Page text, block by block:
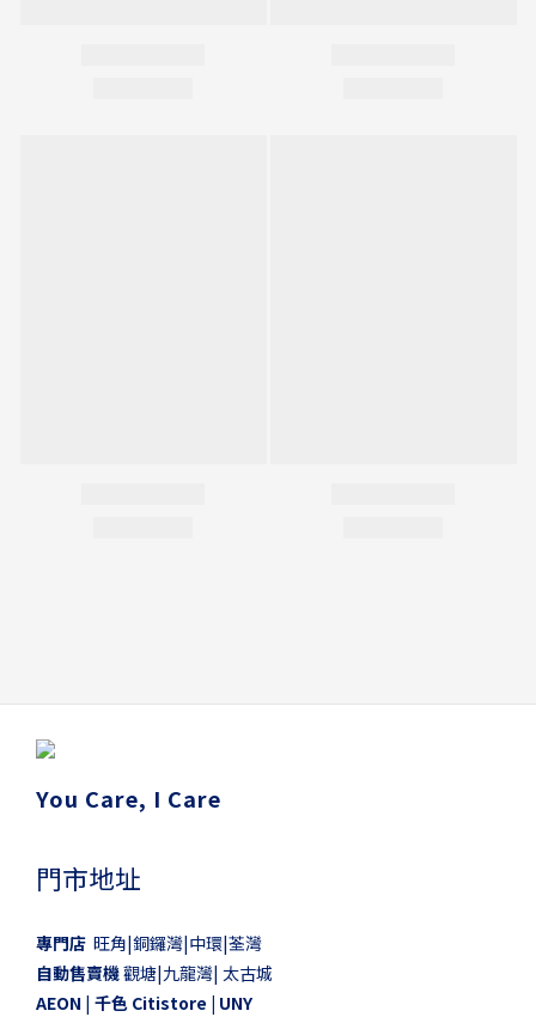
You Care, I Care
門市地址
專門店 旺角|銅鑼灣|中環|荃灣
自動售賣機觀塘|九龍灣| 太古城
AEON | 千色 Citistore | UNY